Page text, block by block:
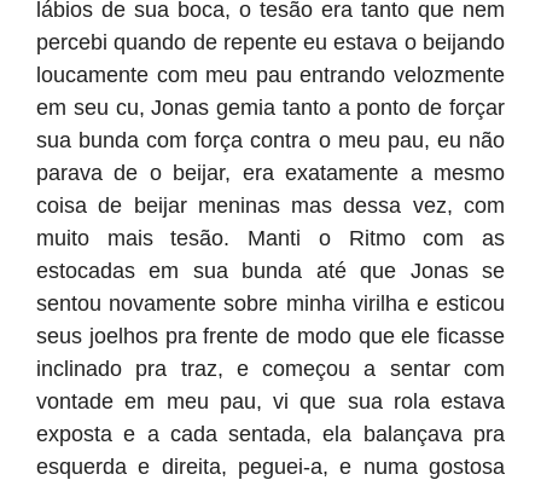
lábios de sua boca, o tesão era tanto que nem
percebi quando de repente eu estava o beijando
loucamente com meu pau entrando velozmente
em seu cu, Jonas gemia tanto a ponto de forçar
sua bunda com força contra o meu pau, eu não
parava de o beijar, era exatamente a mesmo
coisa de beijar meninas mas dessa vez, com
muito mais tesão. Manti o Ritmo com as
estocadas em sua bunda até que Jonas se
sentou novamente sobre minha virilha e esticou
seus joelhos pra frente de modo que ele ficasse
inclinado pra traz, e começou a sentar com
vontade em meu pau, vi que sua rola estava
exposta e a cada sentada, ela balançava pra
esquerda e direita, peguei-a, e numa gostosa